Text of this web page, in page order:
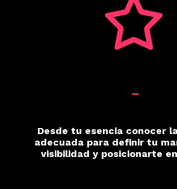
Desde tu esencia conocer
adecuada para definir tu
visibilidad y posicionarte